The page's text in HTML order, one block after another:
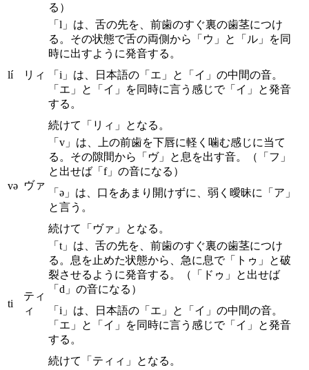
る）
lí リィ
「l」は、舌の先を、前歯のすぐ裏の歯茎につけ
る。その状態で舌の両側から「ウ」と「ル」を同
時に出すように発音する。
「i」は、日本語の「エ」と「イ」の中間の音。
「エ」と「イ」を同時に言う感じで「イ」と発音
する。
続けて「リィ」となる。
və ヴァ
「v」は、上の前歯を下唇に軽く噛む感じに当て
る。その隙間から「ヴ」と息を出す音。（「フ」
と出せば「f」の音になる）
「ə」は、口をあまり開けずに、弱く曖昧に「ア」
と言う。
続けて「ヴァ」となる。
ti
ティ
ィ
「t」は、舌の先を、前歯のすぐ裏の歯茎につけ
る。息を止めた状態から、急に息で「トゥ」と破
裂させるように発音する。（「ドゥ」と出せば
「d」の音になる）
「i」は、日本語の「エ」と「イ」の中間の音。
「エ」と「イ」を同時に言う感じで「イ」と発音
する。
続けて「ティィ」となる。